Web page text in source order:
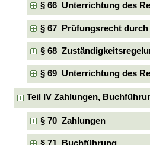
§ 66 Unterrichtung des
§ 67 Prüfungsrecht durch
§ 68
§ 69 Unterrichtung des
Teil IV Zahlungen,
§ 70 Zahlungen